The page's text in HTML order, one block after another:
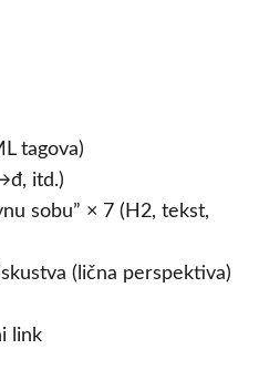
tagova)
itd.)
sobu” × 7 (H2, tekst,
(lična perspektiva)
link